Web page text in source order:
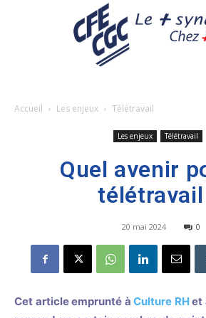
Accueil Les enjeux Télétravail
Les enjeux Télétravail
Quel avenir
télétravail
20 mai 2024 0
Cet article emprunté àCulture RHet